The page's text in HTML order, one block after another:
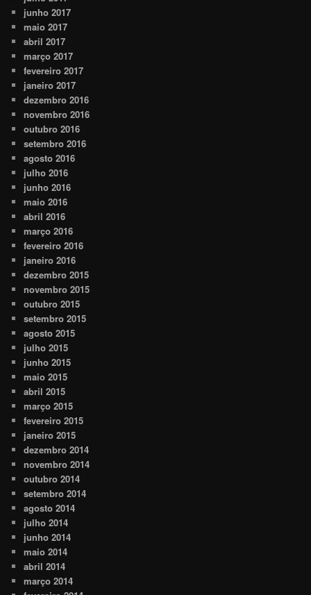
junho 2017
maio 2017
abril 2017
março 2017
fevereiro 2017
janeiro 2017
dezembro 2016
novembro 2016
outubro 2016
setembro 2016
agosto 2016
julho 2016
junho 2016
maio 2016
abril 2016
março 2016
fevereiro 2016
janeiro 2016
dezembro 2015
novembro 2015
outubro 2015
setembro 2015
agosto 2015
julho 2015
junho 2015
maio 2015
abril 2015
março 2015
fevereiro 2015
janeiro 2015
dezembro 2014
novembro 2014
outubro 2014
setembro 2014
agosto 2014
julho 2014
junho 2014
maio 2014
abril 2014
março 2014